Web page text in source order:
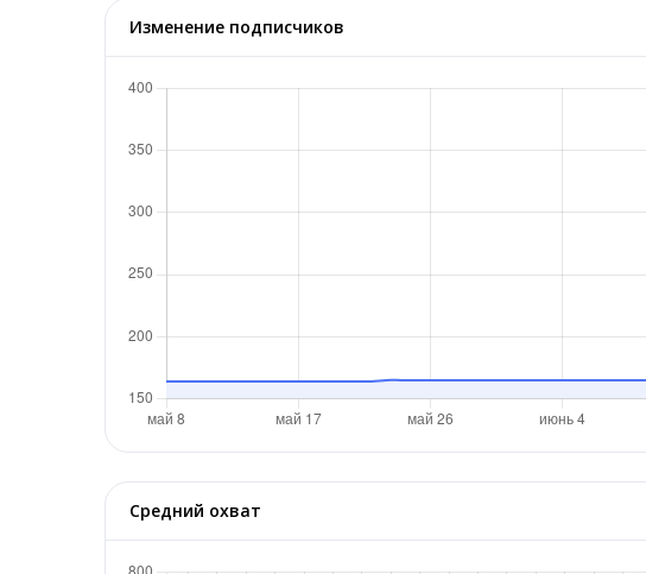
Изменение подписчиков
Средний охват